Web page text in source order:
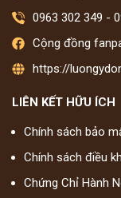
0963 302 349 -
Cộng đồng
https://
LIÊN KẾT HỮU ÍCH
Chính sách bảo
Chính sách điều
Chứng Chỉ Hành